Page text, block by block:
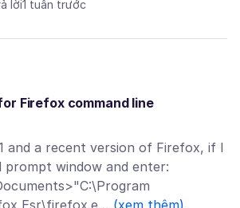
lời1 tuần trước
Firefox command line
and a recent version of Firefox, if I
prompt window and enter: